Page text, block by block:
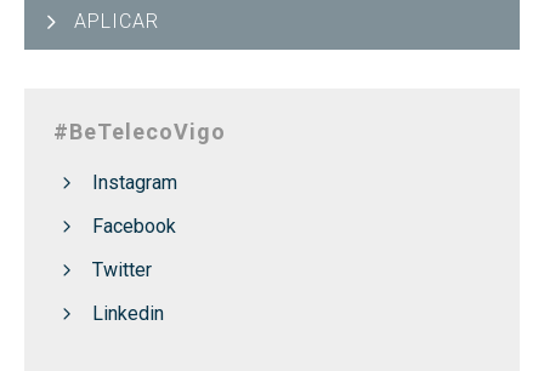
APLICAR
#BeTelecoVigo
Instagram
Facebook
Twitter
Linkedin